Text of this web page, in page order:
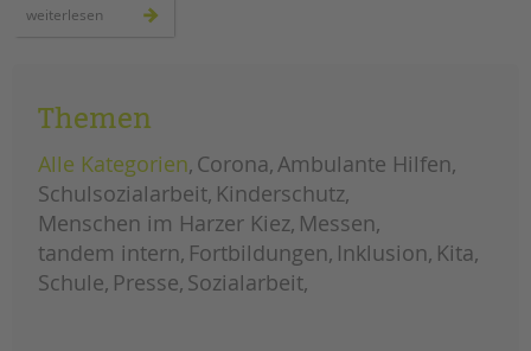
Seminarkalender
STADTTEILARBEIT
PROFIL | LEITBILD
Bereiche im Überblick
Kinder- und Jugendschutz
Unsere Videos
Gesellschafter VdK
weiterlesen presseschau:
tandem
Themen
Alle Kategorien Corona Ambulante Hilfen
Schulsozialarbeit Kinderschutz
Menschen im Harzer Kiez Messen
tandem intern Fortbildungen Inklusion Kita
Schule Presse Sozialarbeit